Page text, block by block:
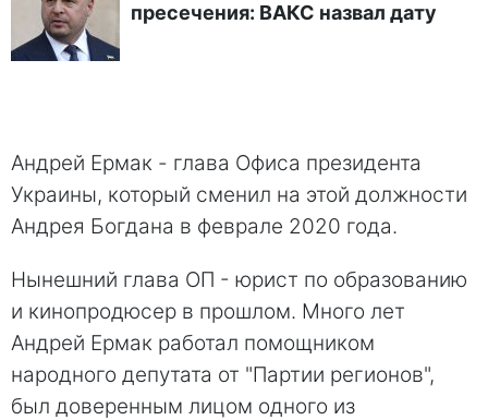
пресечения: ВАКС назвал дату
Андрей Ермак - глава Офиса президента
Украины, который сменил на этой должности
Андрея Богдана в феврале 2020 года.
Нынешний глава ОП - юрист по образованию
и кинопродюсер в прошлом. Много лет
Андрей Ермак работал помощником
народного депутата от "Партии регионов",
был доверенным лицом одного из